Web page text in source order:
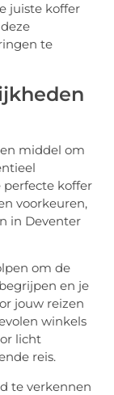
juiste koffer
te
middel om
perfecte koffer
voorkeuren,
in Deventer
om de
en je
jouw reizen
winkels
licht
reis.
te verkennen